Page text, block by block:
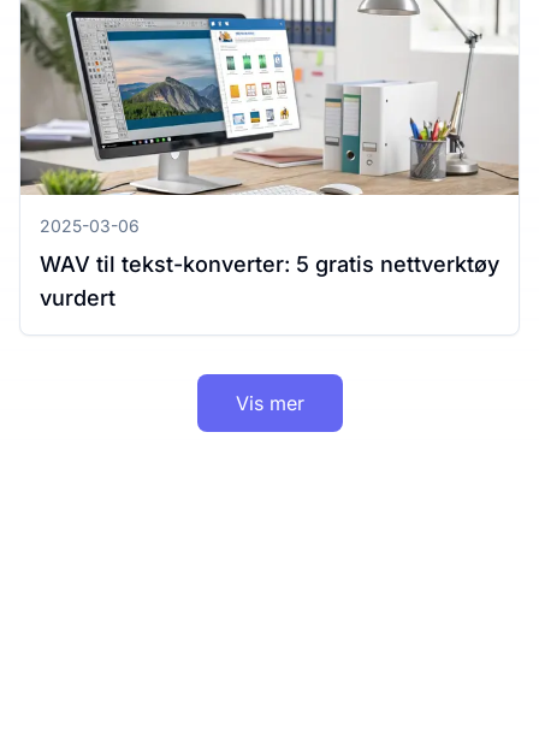
2025-03-06
WAV til tekst-konverter: 5 gratis nettverktøy
vurdert
Vis mer